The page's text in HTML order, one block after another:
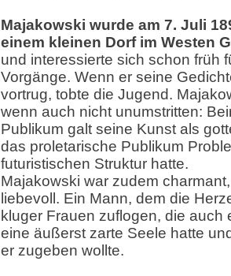
Majakowski wurde am 7. Juli
einem kleinen Dorf im Westen
und interessierte sich schon früh
Vorgänge. Wenn er seine
vortrug, tobte die Jugend.
wenn auch nicht unumstritten:
Publikum galt seine Kunst als
das proletarische Publikum
futuristischen Struktur hatte.
Majakowski war zudem
liebevoll. Ein Mann, dem die
kluger Frauen zuflogen, die auch
eine äußerst zarte Seele hatte
er zugeben wollte.